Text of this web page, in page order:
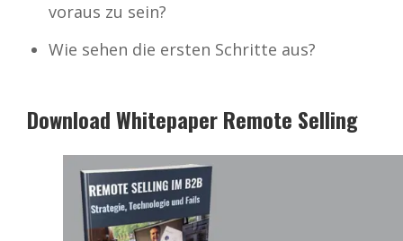
voraus zu sein?
Wie sehen die ersten Schritte aus?
Download Whitepaper Remote Selling